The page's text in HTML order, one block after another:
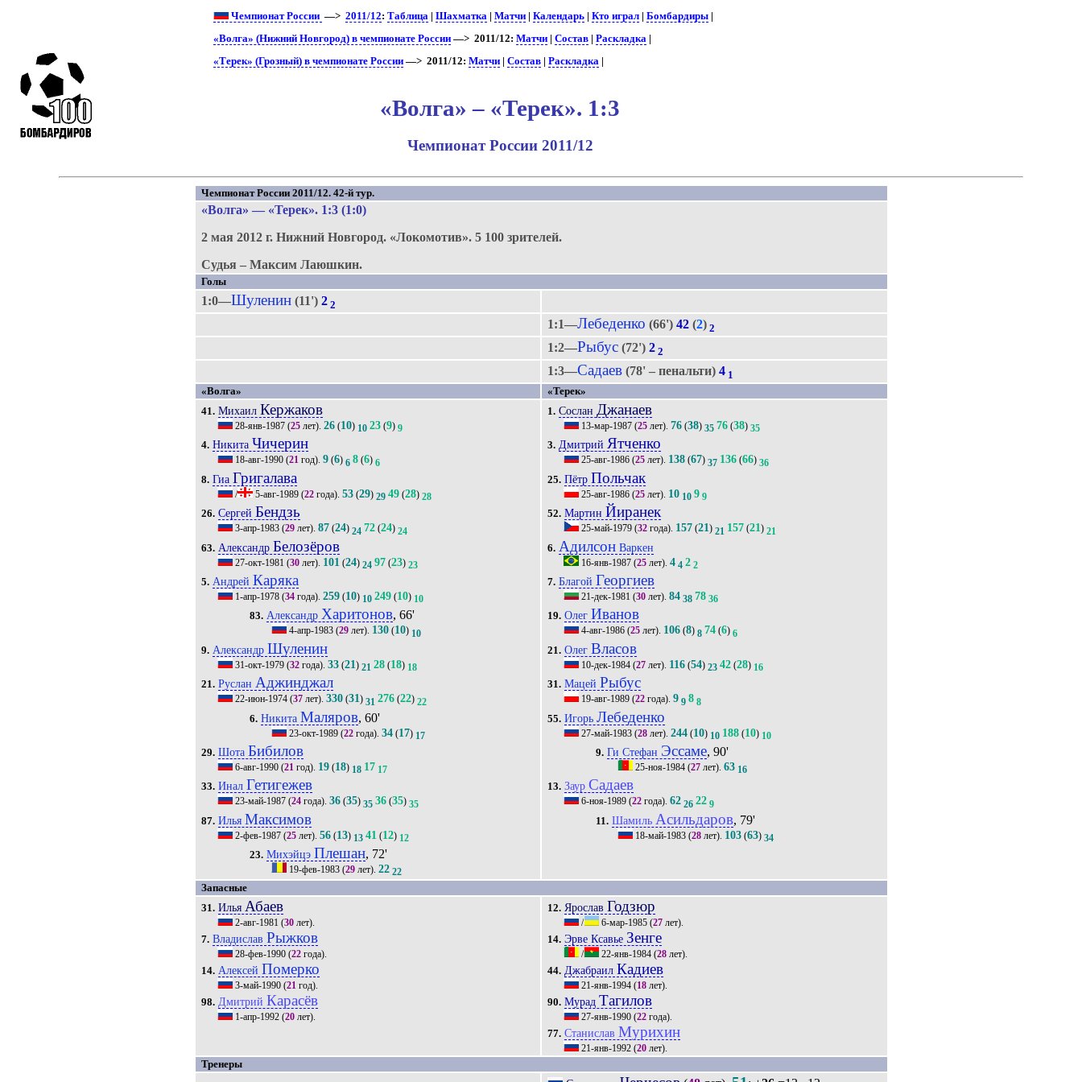
Чемпионат России —>2011/12:Таблица |Шахматка |Матчи |Календарь |Кто играл |Бомбардиры
«Волга» (Нижний Новгород) в чемпионате России —> 2011/12:Матчи |Состав |Раскладка |
«Терек» (Грозный) в чемпионате России —> 2011/12:Матчи |Состав |Раскладка |
«Волга» – «Терек». 1:3
Чемпионат России 2011/12
Чемпионат России 2011/12. 42-й тур.
«Волга» — «Терек». 1:3 (1:0)
2 мая 2012 г.Нижний Новгород. «Локомотив».5 100 зрителей.
Судья – Максим Лаюшкин.
Голы
1:0—Шуленин (11')2 2
1:1—Лебеденко (66')42 (2) 2
1:2—Рыбус (72')2 2
1:3—Садаев (78' – пенальти)4 1
«Волга»
«Терек»
41. Михаил Кержаков
28-янв-1987 (25 лет).26 (10) 10 23 (9) 9
4. Никита Чичерин
18-авг-1990 (21 год).9 (6) 6 8 (6) 6
8. Гиа Григалава
/ 5-авг-1989 (22 года).53 (29) 29 49 (28) 28
26. Сергей Бендзь
3-апр-1983 (29 лет).87 (24) 24 72 (24) 24
63. Александр Белозёров
27-окт-1981 (30 лет). 101 (24) 24 97 (23) 23
5. Андрей Каряка
1-апр-1978 (34 года).259 (10) 10 249 (10) 10
83. АлександрХаритонов, 66'
4-апр-1983(29лет). 130(10) 10
9. Александр Шуленин
31-окт-1979 (32 года).33 (21) 21 28 (18) 18
21. Руслан Аджинджал
22-июн-1974 (37 лет).330 (31) 31 276 (22) 22
6. Никита Маляров, 60'
23-окт-1989(22года). 34(17) 17
29. Шота Бибилов
6-авг-1990 (21 год). 19 (18) 18 17 17
33. ИналГетигежев
23-май-1987 (24 года).36 (35) 35 36 (35) 35
87. Илья Максимов
2-фев-1987 (25 лет).56 (13) 13 41 (12) 12
23. Михэйцэ Плешан, 72'
19-фев-1983(29лет). 22 22
1. Сослан Джанаев
13-мар-1987 (25 лет).76 (38) 35 76 (38) 35
3. ДмитрийЯтченко
25-авг-1986 (25 лет). 138 (67) 37 136 (66) 36
25. Пётр Польчак
25-авг-1986 (25 лет). 10 10 9 9
52. Мартин Йиранек
25-май-1979 (32 года). 157 (21) 21 157 (21) 21
6. Адилсон Варкен
16-янв-1987 (25 лет).4 4 2 2
7. Благой Георгиев
21-дек-1981 (30 лет).84 38 78 36
19. ОлегИванов
4-авг-1986 (25 лет). 106 (8) 8 74 (6) 6
21. Олег Власов
10-дек-1984 (27 лет). 116 (54) 23 42 (28) 16
31. Мацей Рыбус
19-авг-1989 (22 года).9 9 8 8
55. ИгорьЛебеденко
27-май-1983 (28 лет).244 (10) 10 188 (10) 10
9. Ги Стефан Эссаме, 90'
25-ноя-1984(27лет). 63 16
13. ЗаурСадаев
6-ноя-1989 (22 года).62 26 22 9
11. Шамиль Асильдаров, 79'
18-май-1983(28лет). 103(63) 34
Запасные
31. Илья Абаев
2-авг-1981 (30 лет).
7. Владислав Рыжков
28-фев-1990 (22 года).
14. Алексей Померко
3-май-1990 (21 год).
98. Дмитрий Карасёв
1-апр-1992 (20 лет).
12. Ярослав Годзюр
/ 6-мар-1985 (27 лет).
14. Эрве Ксавье Зенге
/ 22-янв-1984 (28 лет).
44. Джабраил Кадиев
21-янв-1994 (18 лет).
90. МурадТагилов
27-янв-1990 (22 года).
77. Станислав Мурихин
21-янв-1992 (20 лет).
Тренеры